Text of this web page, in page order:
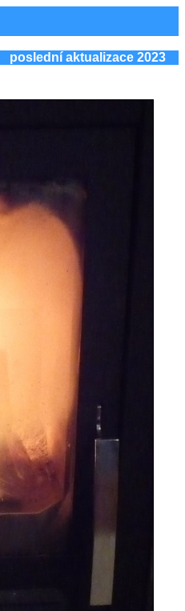
poslední aktualizace 2023